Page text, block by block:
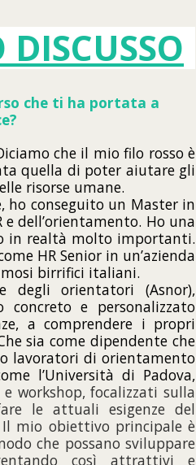
che ti ha portata a
che il mio filo rosso è
quella di poter aiutare gli
risorse umane.
ho conseguito un Master in
dell’orientamento. Ho una
in realtà molto importanti.
HR Senior in un’azienda
birrifici italiani.
degli orientatori (Asnor),
e personalizzato
a comprendere i propri
sia come dipendente che
lavoratori di orientamento
l’Università di Padova,
workshop, focalizzati sulla
le attuali esigenze del
mio obiettivo principale è
che possano sviluppare
così attrattivi e